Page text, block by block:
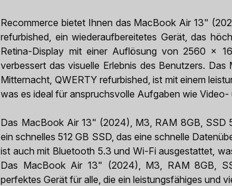
Recommerce bietet Ihnen das MacBook Air 13"
refurbished, ein wiederaufbereitetes Gerät, das
Retina-Display mit einer Auflösung von 2560 x
verbessert das visuelle Erlebnis des Benutzers.
Mitternacht, QWERTY refurbished, ist mit einem
was es ideal für anspruchsvolle Aufgaben wie
Das MacBook Air 13" (2024), M3, RAM 8GB, SSD
ein schnelles 512 GB SSD, das eine schnelle
ist auch mit Bluetooth 5.3 und Wi-Fi ausgestattet,
Das MacBook Air 13" (2024), M3, RAM 8GB,
perfektes Gerät für alle, die ein leistungsfähiges und